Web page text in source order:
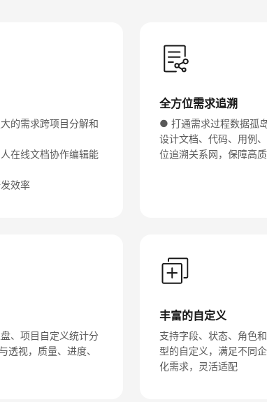
的需求跨项目分解和
在线文档协作编辑能
效率
全方位需求追溯
● 打通需求过程数据孤
设计文档、代码、用例
位追溯关系网，保障高
、项目自定义统计分
透视，质量、进度、
丰富的自定义
支持字段、状态、角色
型的自定义，满足不同
化需求，灵活适配